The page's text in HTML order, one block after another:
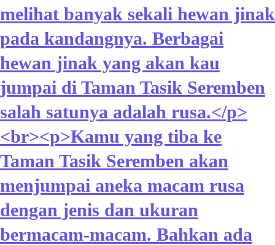
melihat banyak sekali hewan jinak
pada kandangnya. Berbagai
hewan jinak yang akan kau
jumpai di Taman Tasik Seremben
salah satunya adalah rusa.</p>
<br><p>Kamu yang tiba ke
Taman Tasik Seremben akan
menjumpai aneka macam rusa
dengan jenis dan ukuran
bermacam-macam. Bahkan ada